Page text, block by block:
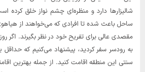
شالیزارها دارد و منظره‌ای چشم نواز خلق
ساحل باعث شده تا افرادی که می‌خواهند از
مقصدی عالی برای تفریح خود در نظر بگیرند. اگر
به رودسر سفر کردید، پیشنهاد می‌کنیم که
سنتی این منطقه اقامت کنید. از جمله بهترین